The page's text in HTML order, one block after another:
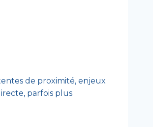
de proximité, enjeux
parfois plus